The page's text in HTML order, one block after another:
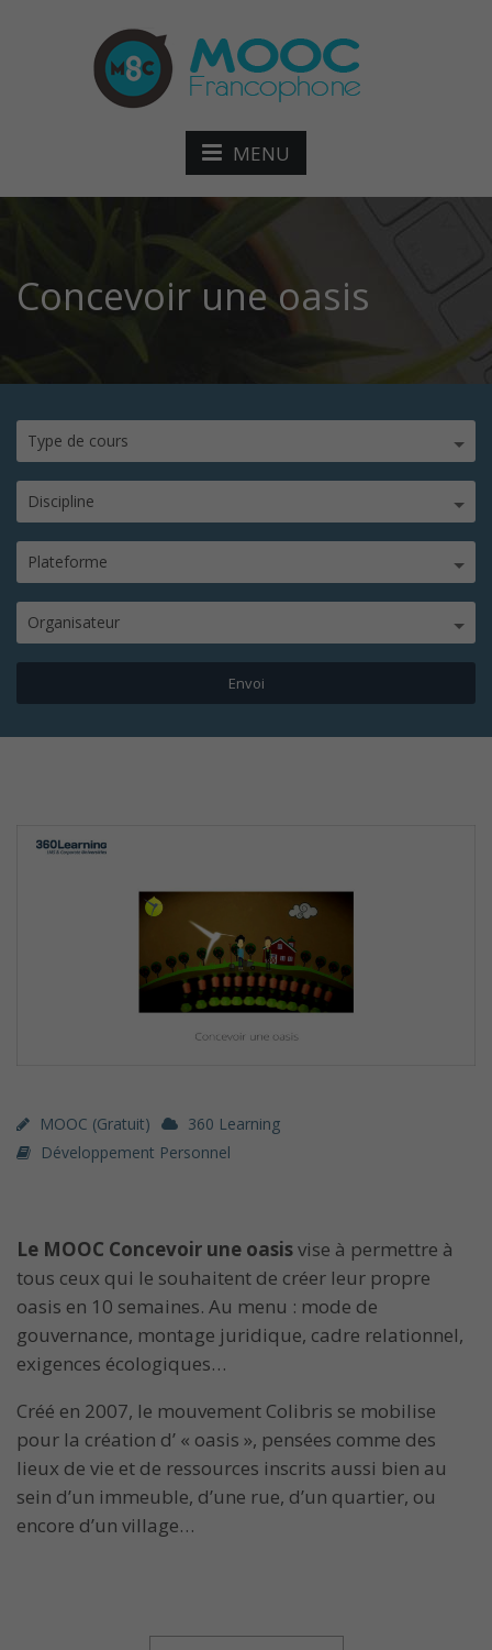
MENU
Concevoir une oasis
Type de cours
Discipline
Plateforme
Organisateur
MOOC (gratuit)
360 Learning
Développement Personnel
Le MOOC Concevoir une oasisvise à permettre à
tous ceux qui le souhaitent de créer leur propre
oasis en 10 semaines. Au menu : mode de
gouvernance, montage juridique, cadre relationnel,
exigences écologiques…
Créé en 2007, le mouvement Colibris se mobilise
pour la création d’ « oasis », pensées comme des
lieux de vie et de ressources inscrits aussi bien au
sein d’un immeuble, d’une rue, d’un quartier, ou
encore d’un village…